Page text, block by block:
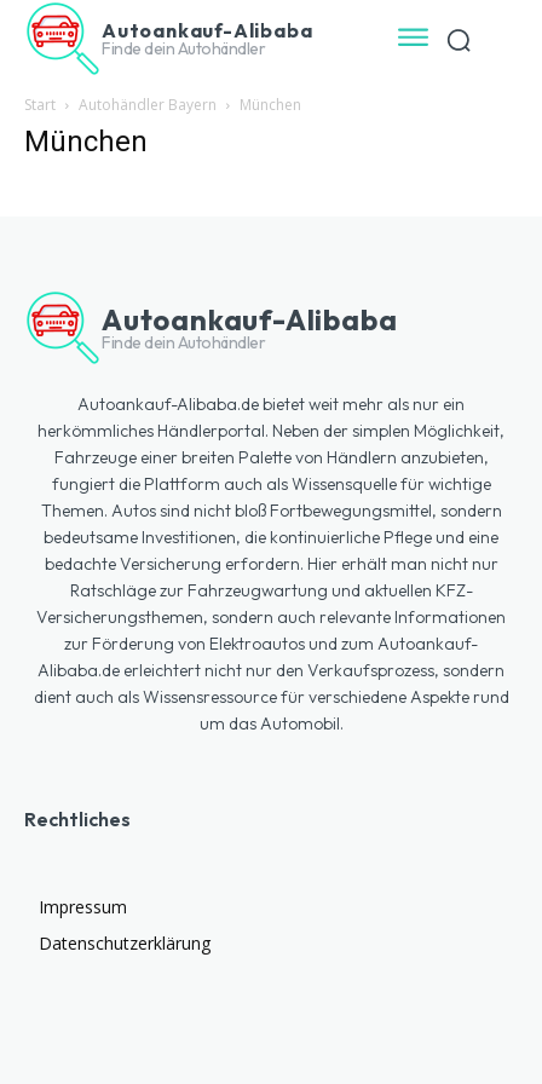
Autoankauf-Alibaba
Finde dein Autohändler
Start Autohändler Bayern München
München
Autoankauf-Alibaba
Finde dein Autohändler
Autoankauf-Alibaba.de bietet weit mehr als nur ein
herkömmliches Händlerportal. Neben der simplen Möglichkeit,
Fahrzeuge einer breiten Palette von Händlern anzubieten,
fungiert die Plattform auch als Wissensquelle für wichtige
Themen. Autos sind nicht bloß Fortbewegungsmittel, sondern
bedeutsame Investitionen, die kontinuierliche Pflege und eine
bedachte Versicherung erfordern. Hier erhält man nicht nur
Ratschläge zur Fahrzeugwartung und aktuellen KFZ-
Versicherungsthemen, sondern auch relevante Informationen
zur Förderung von Elektroautos und zum Autoankauf-
Alibaba.de erleichtert nicht nur den Verkaufsprozess, sondern
dient auch als Wissensressource für verschiedene Aspekte rund
um das Automobil.
Rechtliches
Impressum
Datenschutzerklärung